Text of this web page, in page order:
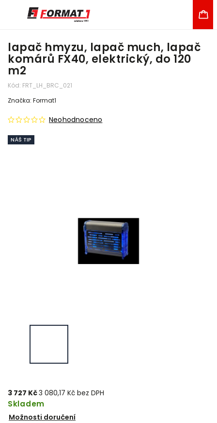
lapač hmyzu, lapač much, lapač
komárů FX40, elektrický, do 120
m2
Kód: FRT_LH_BRC_021
NÁŠ TIP
Neohodnoceno
Značka: Format1
3 727 Kč3 080,17 Kč bez DPH
Skladem
Možnosti doručení